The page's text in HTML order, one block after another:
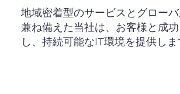
地域密着型のサービスとグロー
兼ね備えた当社は、お客様と成
し、持続可能なIT環境を提供しま